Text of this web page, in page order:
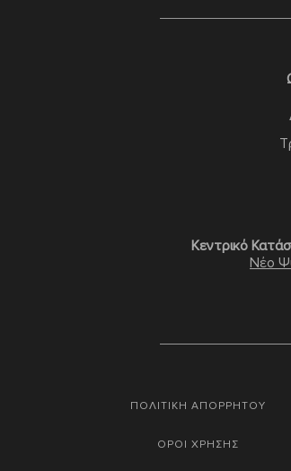
Κεντρικό
Νέο
ΠΟΛΙΤΙΚΗ ΑΠΟΡΡΗΤΟΥ
ΟΡΟΙ ΧΡΗΣΗΣ